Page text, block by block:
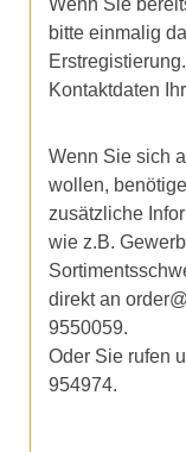
bitte einmalig
Kontaktdaten
Wenn Sie sich
wollen,
zusätzliche
wie z.B.
direkt an
9550059.
Oder Sie rufen
954974.